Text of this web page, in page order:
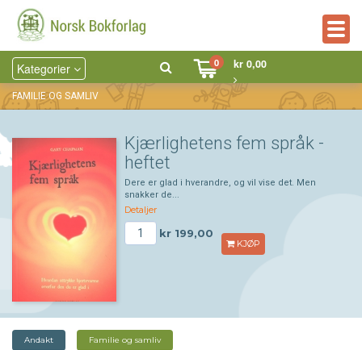
Kategorier
0 kr 0,00
FAMILIE OG SAMLIV
Kjærlighetens fem språk -
heftet
Dere er glad i hverandre, og vil vise det. Men
snakker de...
Detaljer
kr 199,00
KJØP
Andakt Familie og samliv